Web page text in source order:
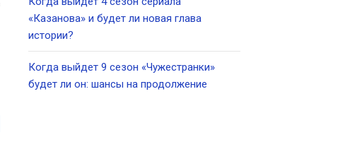
«Казанова» и будет ли новая глава
истории?
Когда выйдет 9 сезон «Чужестранки»
будет ли он: шансы на продолжение